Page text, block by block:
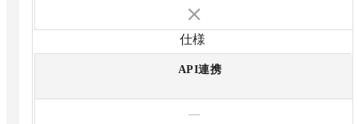
仕様
API連携
—